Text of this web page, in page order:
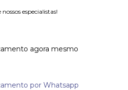
especialistas!
agora mesmo
por Whatsapp